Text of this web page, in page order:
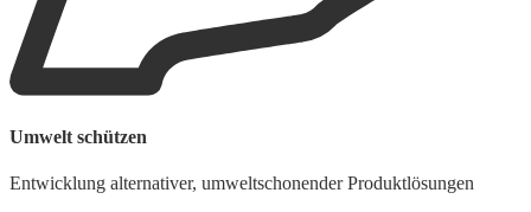
Umwelt schützen
Entwicklung alternativer, umweltschonender Produktlösungen